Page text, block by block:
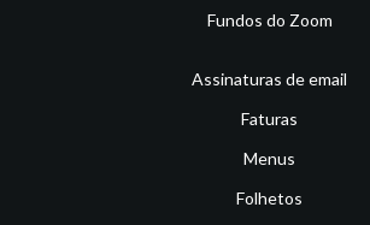
Fundos do Zoom
Assinaturas de email
Faturas
Menus
Folhetos